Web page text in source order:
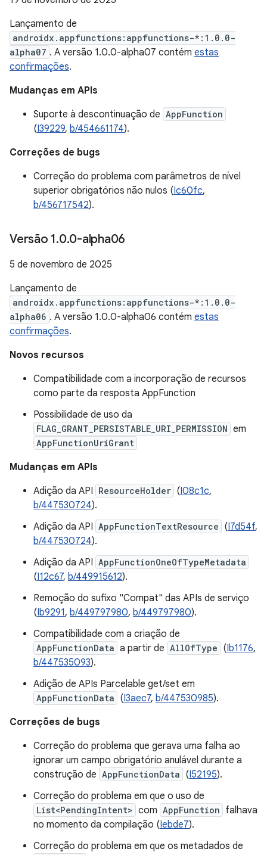
Lançamento de
androidx.appfunctions:appfunctions-*:1.0.0-
alpha07 . A versão 1.0.0-alpha07 contém estas
confirmações.
Mudanças em APIs
Suporte à descontinuação de AppFunction
(I39229, b/454661174).
Correções de bugs
Correção do problema com parâmetros de nível
superior obrigatórios não nulos (Ic60fc,
b/456717542).
Versão 1.0.0-alpha06
5 de novembro de 2025
Lançamento de
androidx.appfunctions:appfunctions-*:1.0.0-
alpha06 . A versão 1.0.0-alpha06 contém estas
confirmações.
Novos recursos
Compatibilidade com a incorporação de recursos
como parte da resposta AppFunction
Possibilidade de uso da
FLAG_GRANT_PERSISTABLE_URI_PERMISSION em
AppFunctionUriGrant
Mudanças em APIs
Adição da API ResourceHolder (I08c1c,
b/447530724).
Adição da API AppFunctionTextResource (I7d54f,
b/447530724).
Adição da API AppFunctionOneOfTypeMetadata
(I12c67, b/449915612).
Remoção do sufixo "Compat" das APIs de serviço
(Ib9291, b/449797980, b/449797980).
Compatibilidade com a criação de
AppFunctionData a partir de AllOfType (Ib1176,
b/447535093).
Adição de APIs Parcelable get/set em
AppFunctionData (I3aec7, b/447530985).
Correções de bugs
Correção do problema que gerava uma falha ao
ignorar um campo obrigatório anulável durante a
construção de AppFunctionData (I52195).
Correção do problema em que o uso de
List<PendingIntent> com AppFunction falhava
no momento da compilação (Iebde7).
Correção do problema em que os metadados de